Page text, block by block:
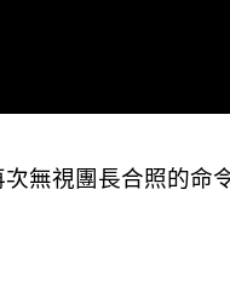
無視團長合照的命